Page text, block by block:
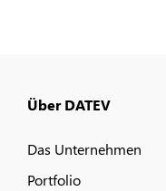
Über DATEV
Das Unternehmen
Portfolio